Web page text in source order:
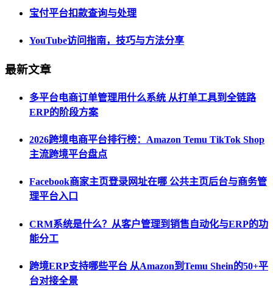
宝付平台扣款查询与处理
YouTube访问指南，技巧与方法分享
最新文章
多平台电商订单管理用什么系统 从打单工具到全链路
ERP的阶段方案
2026跨境电商平台排行榜：Amazon Temu TikTok Shop
主流跨境平台盘点
Facebook商家主页登录网址在哪 公共主页后台与商务管
理平台入口
CRM系统是什么？从客户管理到销售自动化与ERP的功
能分工
跨境ERP支持哪些平台 从Amazon到Temu Shein的50+平
台对接全景